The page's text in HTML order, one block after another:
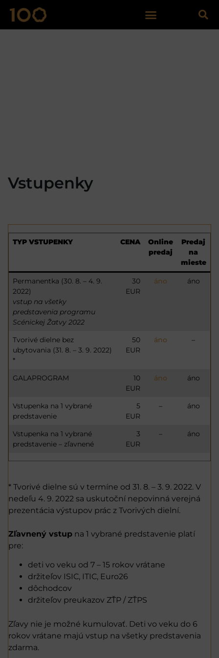
Vstupenky
TYP VSTUPENKY CENA
Online
predaj
Predaj
na
mieste
Permanentka (30. 8. – 4. 9.
2022)
vstup na všetky
predstavenia programu
Scénickej Žatvy 2022
30
EUR
áno áno
Tvorivé dielne bez
ubytovania (31. 8. – 3. 9. 2022)
*
50
EUR
áno –
GALAPROGRAM
10
EUR
áno áno
Vstupenka na 1 vybrané
predstavenie
5
EUR
– áno
Vstupenka na 1 vybrané
predstavenie – zľavnené
3
EUR
– áno
* Tvorivé dielne sú v termíne od 31. 8. – 3. 9. 2022. V
nedeľu 4. 9. 2022 sa uskutoční nepovinná verejná
prezentácia výstupov prác z Tvorivých dielní.
Zľavnený vstup na 1 vybrané predstavenie platí
pre:
deti vo veku od 7 – 15 rokov vrátane
držiteľov ISIC, ITIC, Euro26
dôchodcov
držiteľov preukazov ZŤP / ZŤPS
Zľavy nie je možné kumulovať. Deti vo veku do 6
rokov vrátane majú vstup na všetky predstavenia
zdarma.